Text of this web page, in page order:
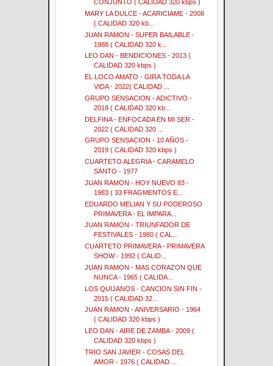
CONJUNTO ( CALIDAD 320 kbps )
MARY LA DULCE - ACARICIAME - 2008
( CALIDAD 320 kb...
JUAN RAMON - SUPER BAILABLE -
1988 ( CALIDAD 320 k...
LEO DAN - BENDICIONES - 2013 (
CALIDAD 320 kbps )
EL LOCO AMATO - GIRA TODA LA
VIDA - 2022( CALIDAD ...
GRUPO SENSACION - ADICTIVO -
2018 ( CALIDAD 320 kb...
DELFINA - ENFOCADA EN MI SER -
2022 ( CALIDAD 320 ...
GRUPO SENSACION - 10 AÑOS -
2019 ( CALIDAD 320 kbps )
CUARTETO ALEGRIA - CARAMELO
SANTO - 1977
JUAN RAMON - HOY NUEVO 83 -
1983 ( 33 FRAGMENTOS E...
EDUARDO MELIAN Y SU PODEROSO
PRIMAVERA - EL IMPARA...
JUAN RAMON - TRIUNFADOR DE
FESTIVALES - 1980 ( CAL...
CUARTETO PRIMAVERA - PRIMAVERA
SHOW - 1992 ( CALID...
JUAN RAMON - MAS CORAZON QUE
NUNCA - 1965 ( CALIDA...
LOS QUIJANOS - CANCION SIN FIN -
2015 ( CALIDAD 32...
JUAN RAMON - ANIVERSARIO - 1964
( CALIDAD 320 kbps )
LEO DAN - AIRE DE ZAMBA - 2009 (
CALIDAD 320 kbps )
TRIO SAN JAVIER - COSAS DEL
AMOR - 1976 ( CALIDAD ...